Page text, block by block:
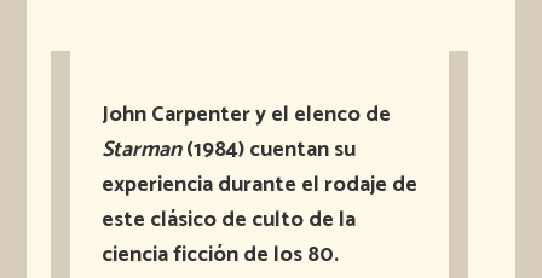
John Carpenter y el elenco de
Starman(1984) cuentan su
experiencia durante el rodaje de
este clásico de culto de la
ciencia ficción de los 80.